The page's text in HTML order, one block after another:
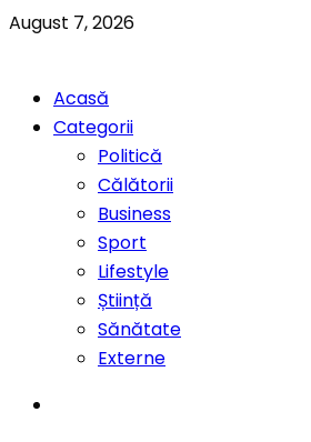
August 7, 2026
Acasă
Categorii
Politică
Călătorii
Business
Sport
Lifestyle
Știință
Sănătate
Externe